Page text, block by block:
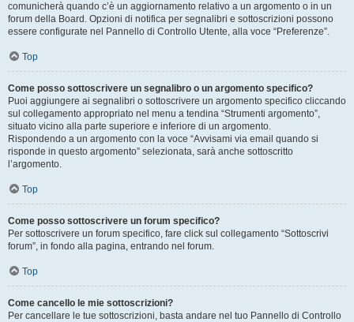
comunicherà quando c’è un aggiornamento relativo a un argomento o in un
forum della Board. Opzioni di notifica per segnalibri e sottoscrizioni possono
essere configurate nel Pannello di Controllo Utente, alla voce “Preferenze”.
Top
Come posso sottoscrivere un segnalibro o un argomento specifico?
Puoi aggiungere ai segnalibri o sottoscrivere un argomento specifico cliccando
sul collegamento appropriato nel menu a tendina “Strumenti argomento”,
situato vicino alla parte superiore e inferiore di un argomento.
Rispondendo a un argomento con la voce “Avvisami via email quando si
risponde in questo argomento” selezionata, sarà anche sottoscritto
l’argomento.
Top
Come posso sottoscrivere un forum specifico?
Per sottoscrivere un forum specifico, fare click sul collegamento “Sottoscrivi
forum”, in fondo alla pagina, entrando nel forum.
Top
Come cancello le mie sottoscrizioni?
Per cancellare le tue sottoscrizioni, basta andare nel tuo Pannello di Controllo